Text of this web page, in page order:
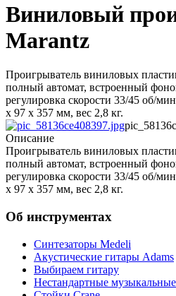
Виниловый
Marantz
Проигрыватель виниловых
полный автомат, встроенный
регулировка скорости 33/45 об/
х 97 х 357 мм, вес 2,8 кг.
Описание
Проигрыватель виниловых
полный автомат, встроенный
регулировка скорости 33/45 об/
х 97 х 357 мм, вес 2,8 кг.
Об инструментах
Синтезаторы Мedeli
Акустические гитары Adams
Выбираем гитару
Нестандартные